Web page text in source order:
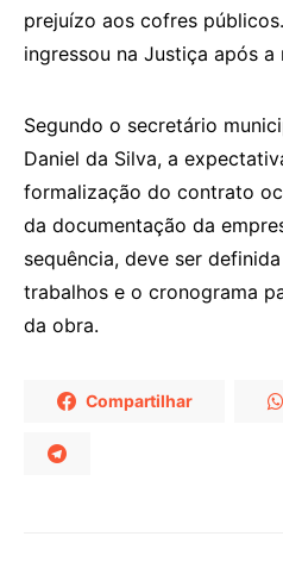
prejuízo aos cofres
ingressou na Justiça após a
Segundo o secretário
Daniel da Silva, a
formalização do contrato
da documentação da
sequência, deve ser
trabalhos e o cronograma
da obra.
Compartilhar